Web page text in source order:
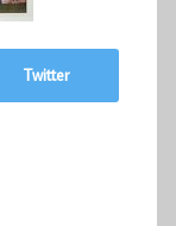
Twitter